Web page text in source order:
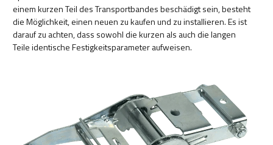
einem kurzen Teil des Transportbandes beschädigt sein, besteht
die Möglichkeit, einen neuen zu kaufen und zu installieren. Es ist
darauf zu achten, dass sowohl die kurzen als auch die langen
Teile identische Festigkeitsparameter aufweisen.